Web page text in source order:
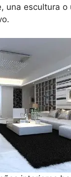
una escultura